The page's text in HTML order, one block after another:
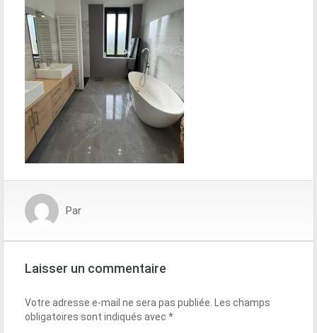
Par
Laisser un commentaire
Votre adresse e-mail ne sera pas publiée.
Les champs
obligatoires sont indiqués avec *